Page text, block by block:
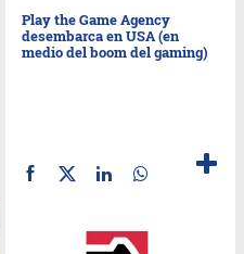
Play the Game Agency
desembarca en USA (en
medio del boom del gaming)